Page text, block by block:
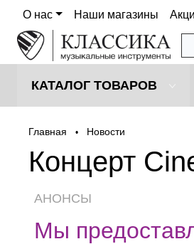
О нас Наши магазины
КАТАЛОГ ТОВАРОВ
Главная • Новости
Концерт
АНОНСЫ
Мы